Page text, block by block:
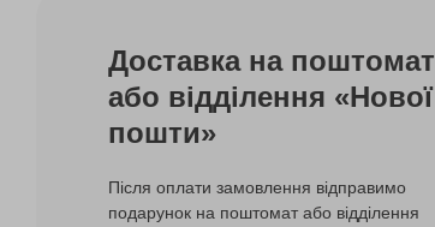
Доставка на поштомат
або відділення «Нової
пошти»
Після оплати замовлення відправимо
подарунок на поштомат або відділення